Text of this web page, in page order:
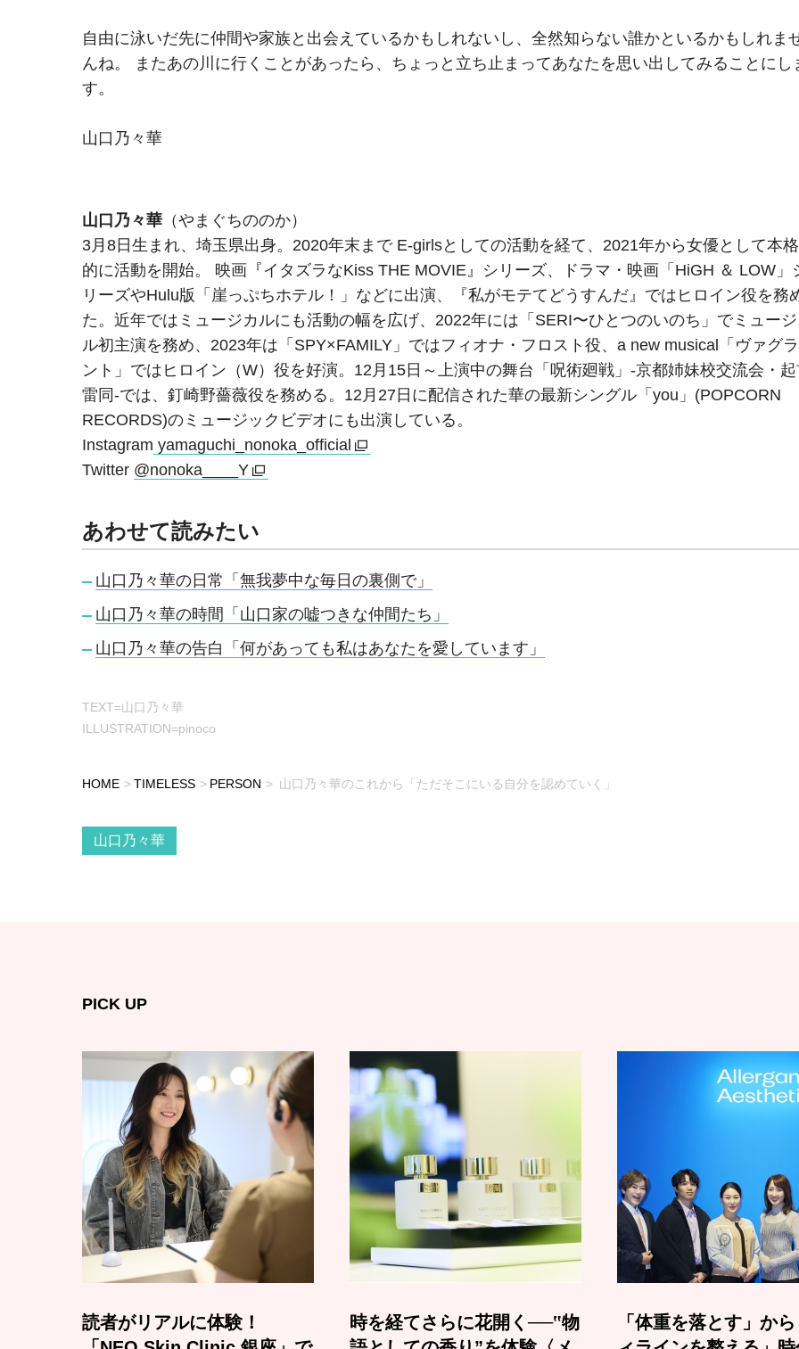
自由に泳いだ先に仲間や家族と出会えているかもしれないし、全然知らない誰かといるかもしれま
んね。 またあの川に行くことがあったら、ちょっと立ち止まってあなたを思い出してみることにし
す。
山口乃々華
山口乃々華 （やまぐちののか）
3月8日生まれ、埼玉県出身。2020年末まで E-girlsとしての活動を経て、2021年から女優として本格
的に活動を開始。 映画『イタズラなKiss THE MOVIE』シリーズ、ドラマ・映画「HiGH ＆ LOW」
リーズやHulu版「崖っぷちホテル！」などに出演、『私がモテてどうすんだ』ではヒロイン役を務
た。近年ではミュージカルにも活動の幅を広げ、2022年には「SERI〜ひとつのいのち」でミュー
ル初主演を務め、2023年は「SPY×FAMILY」ではフィオナ・フロスト役、a new musical「ヴァグラ
ント」ではヒロイン（W）役を好演。12月15日～上演中の舞台「呪術廻戦」-京都姉妹校交流会・
雷同-では、釘崎野薔薇役を務める。12月27日に配信された華の最新シングル「you」(POPCORN
RECORDS)のミュージックビデオにも出演している。
Instagram yamaguchi_nonoka_official
Twitter @nonoka____Y
あわせて読みたい
山口乃々華の日常「無我夢中な毎日の裏側で」
山口乃々華の時間「山口家の嘘つきな仲間たち」
山口乃々華の告白「何があっても私はあなたを愛しています」
TEXT=山口乃々華
ILLUSTRATION=pinoco
HOME TIMELESS PERSON 山口乃々華のこれから「ただそこにいる自分を認めていく」
山口乃々華
PICK UP
読者がリアルに体験！
時を経てさらに花開く──‟物
「体重を落とす」か